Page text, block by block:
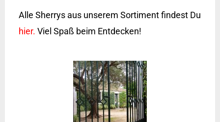
Alle Sherrys aus unserem Sortiment findest Du
hier. Viel Spaß beim Entdecken!